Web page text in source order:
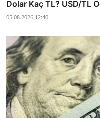
Dolar Kaç TL? USD/TL
05.08.2026 12:40